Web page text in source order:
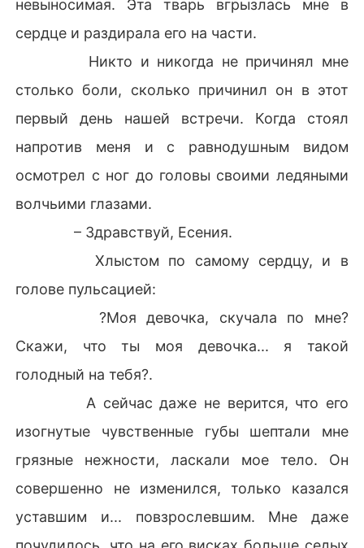
невыносимая. Эта тварь вгрызлась мне в
сердце и раздирала его на части.
Никто и никогда не причинял мне
столько боли, сколько причинил он в этот
первый день нашей встречи. Когда стоял
напротив меня и с равнодушным видом
осмотрел с ног до головы своими ледяными
волчьими глазами.
– Здравствуй, Есения.
Хлыстом по самому сердцу, и в
голове пульсацией:
?Моя девочка, скучала по мне?
Скажи, что ты моя девочка... я такой
голодный на тебя?.
А сейчас даже не верится, что его
изогнутые чувственные губы шептали мне
грязные нежности, ласкали мое тело. Он
совершенно не изменился, только казался
уставшим и... повзрослевшим. Мне даже